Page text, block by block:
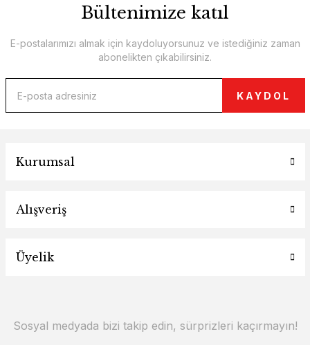
Bültenimize katıl
E-postalarımızı almak için kaydoluyorsunuz ve istediğiniz zaman
abonelikten çıkabilirsiniz.
KAYDOL
Kurumsal
Alışveriş
Üyelik
Sosyal medyada bizi takip edin, sürprizleri kaçırmayın!